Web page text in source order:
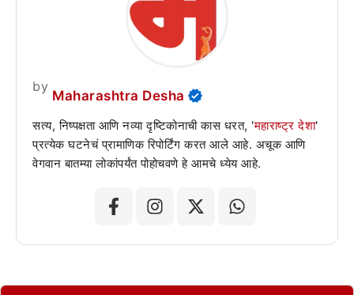
by
Maharashtra Desha
सत्य, निष्पक्षता आणि नव्या दृष्टिकोनाची कास धरत, 'महाराष्ट्र देशा'
प्रत्येक घटनेचं प्रामाणिक रिपोर्टिंग करत आले आहे. अचूक आणि
वेगवान बातम्या लोकांपर्यंत पोहोचवणे हे आमचे ध्येय आहे.